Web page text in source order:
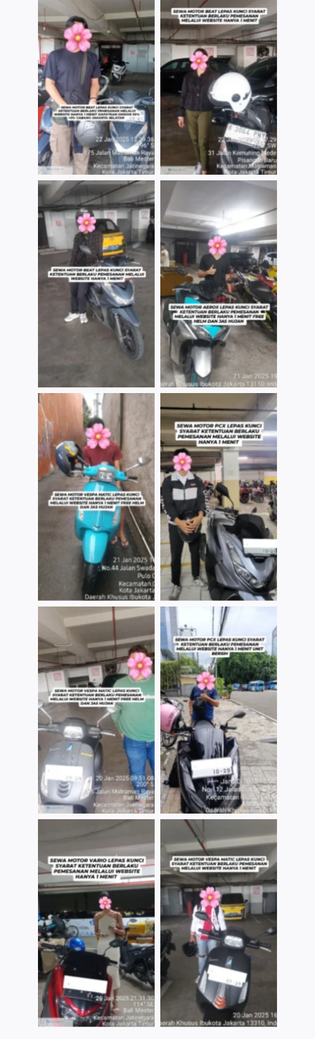
TNo Caption TNo Caption
TNo Caption TNo Caption
TNo Caption TNo Caption
TNo Caption TNo Caption
TNo Caption TNo Caption